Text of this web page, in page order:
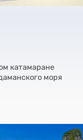
катамаране
моря